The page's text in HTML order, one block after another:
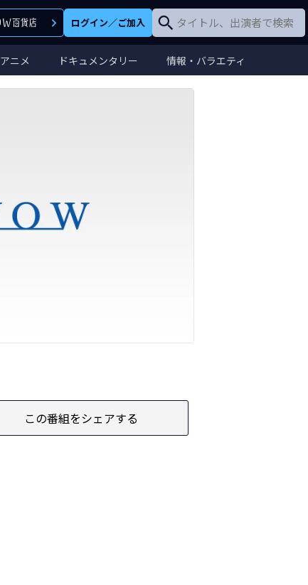
ログイン／ご加入
アニメ ドキュメンタリー 情報・バラエティ
この番組をシェアする